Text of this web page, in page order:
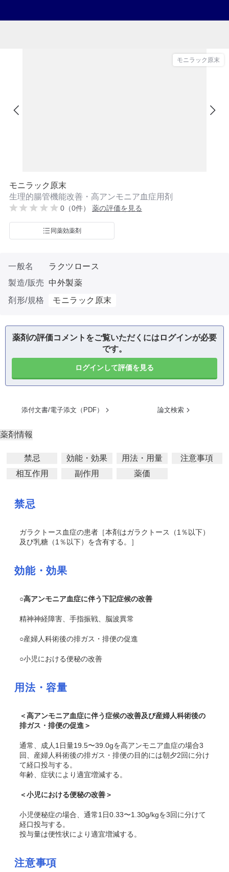
モニラック原末
モニラック原末
生理的腸管機能改善・高アンモニア血症用剤
0（0件） 薬の評価を見る
同薬効薬剤
一般名
ラクツロース
製造/販売
中外製薬
剤形/規格
モニラック原末
薬剤の評価コメントをご覧いただくにはログインが必要
です。
ログインして評価を見る
添付文書/電子添文（PDF） 論文検索
薬剤情報
禁忌 効能・効果 用法・用量
注意事項
相互作用
副作用 薬価
禁忌
ガラクトース血症の患者［本剤はガラクトース（1％以下）
及び乳糖（1％以下）を含有する。］
効能・効果
○高アンモニア血症に伴う下記症候の改善
精神神経障害、手指振戦、脳波異常
○産婦人科術後の排ガス・排便の促進
○小児における便秘の改善
用法・容量
＜高アンモニア血症に伴う症候の改善及び産婦人科術後の
排ガス・排便の促進＞
通常、成人1日量19.5〜39.0gを高アンモニア血症の場合3
回、産婦人科術後の排ガス・排便の目的には朝夕2回に分け
て経口投与する。
年齢、症状により適宜増減する。
＜小児における便秘の改善＞
小児便秘症の場合、通常1日0.33〜1.30g/kgを3回に分けて
経口投与する。
投与量は便性状により適宜増減する。
注意事項